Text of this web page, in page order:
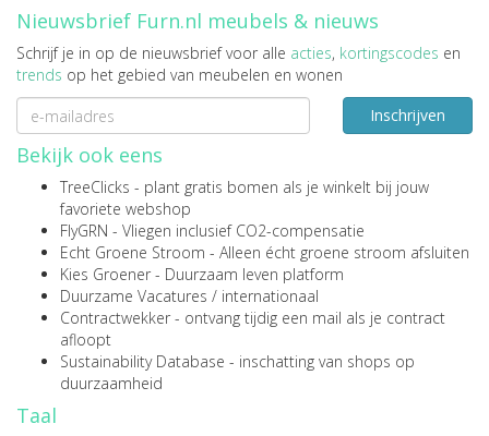
Nieuwsbrief Furn.nl meubels & nieuws
Schrijf je in op de nieuwsbrief voor alle acties, kortingscodes en
trends op het gebied van meubelen en wonen
Inschrijven
Bekijk ook eens
TreeClicks - plant gratis bomen als je winkelt bij jouw
favoriete webshop
FlyGRN - Vliegen inclusief CO2-compensatie
Echt Groene Stroom - Alleen écht groene stroom afsluiten
Kies Groener - Duurzaam leven platform
Duurzame Vacatures / internationaal
Contractwekker - ontvang tijdig een mail als je contract
afloopt
Sustainability Database - inschatting van shops op
duurzaamheid
Taal